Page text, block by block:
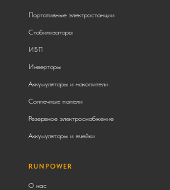
Портативные электростанции
Стабилизаторы
ИБП
Инверторы
Аккумуляторы и накопители
Солнечные панели
Резервное электроснабжение
Аккумуляторы и ячейки
RUNPOWER
О нас